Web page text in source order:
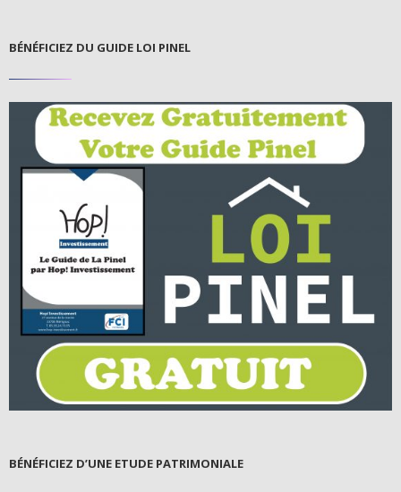
BÉNÉFICIEZ DU GUIDE LOI PINEL
BÉNÉFICIEZ D’UNE ETUDE PATRIMONIALE